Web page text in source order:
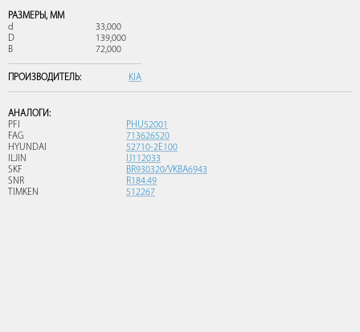
РАЗМЕРЫ, ММ
d
33,000
D
139,000
B
72,000
ПРОИЗВОДИТЕЛЬ: KIA
АНАЛОГИ:
PFI
PHU52001
FAG
713626520
HYUNDAI
52710-2E100
ILJIN
IJ112033
SKF
BR930320/VKBA6943
SNR
R184.49
TIMKEN
512267